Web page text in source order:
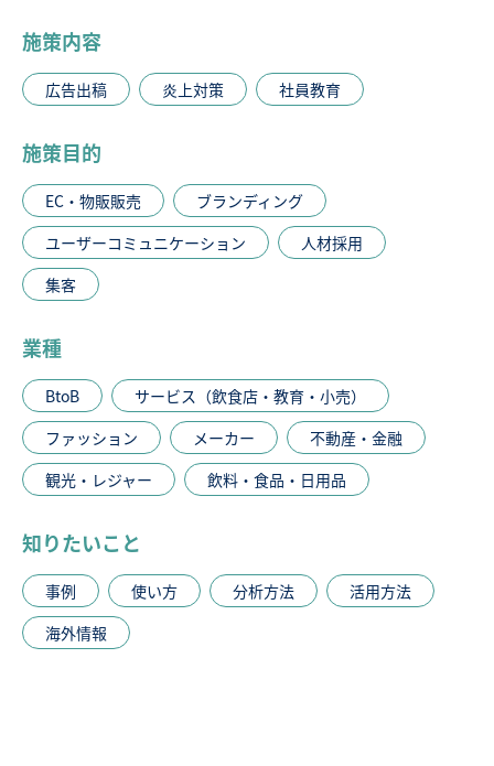
施策内容
広告出稿 炎上対策 社員教育
施策目的
EC・物販販売
ブランディング
ユーザーコミュニケーション
人材採用
集客
業種
BtoB
サービス（飲食店・教育・小売）
ファッション
メーカー
不動産・金融
観光・レジャー
飲料・食品・日用品
知りたいこと
事例 使い方 分析方法
活用方法
海外情報